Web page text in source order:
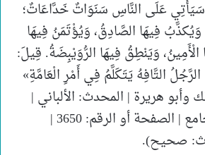
عَلَى النَّاسِ سَنَوَاتٌ خَدَّاعَاتٌ؛
فِيهَا الصَّادِقُ، وَيُؤْتَمَنُ فِيهَا
وَيَنْطِقُ فِيهَا الرُّوَيْبِضَةُ. قِيلَ:
التَّافِهُ يَتَكَلَّمُ فِي أَمْرِ الْعَامَّةِ»
وأبو هريرة | المحدث: الألباني |
المصدر: صحيح الجامع | الصفحة أو الرقم: 3650 |
صحيح).